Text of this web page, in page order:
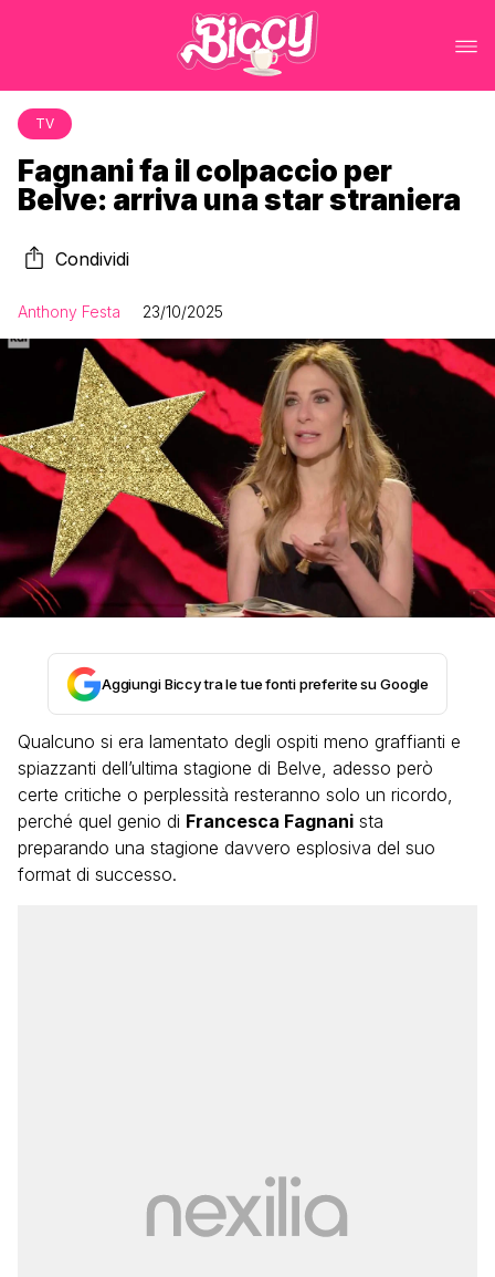
TV
Fagnani fa il colpaccio per
Belve: arriva una star straniera
Condividi
Anthony Festa 23/10/2025
Aggiungi Biccy tra le tue fonti preferite su Google
Qualcuno si era lamentato degli ospiti meno graffianti e
spiazzanti dell’ultima stagione di Belve, adesso però
certe critiche o perplessità resteranno solo un ricordo,
perché quel genio di Francesca Fagnani sta
preparando una stagione davvero esplosiva del suo
format di successo.